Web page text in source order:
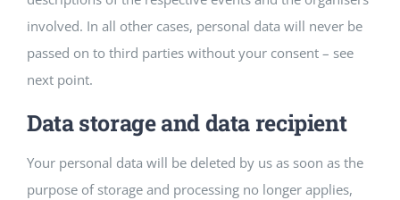
involved. In all other cases, personal data will never be
passed on to third parties without your consent – see
next point.
Data storage and data recipient
Your personal data will be deleted by us as soon as the
purpose of storage and processing no longer applies,